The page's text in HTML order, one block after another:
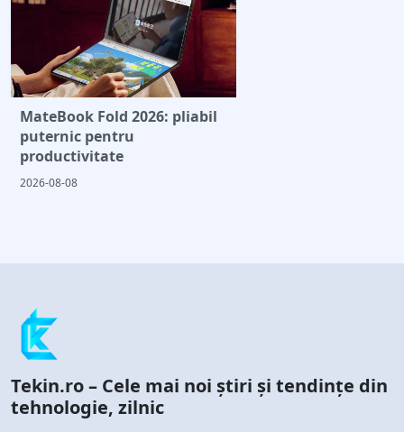
MateBook Fold 2026: pliabil
puternic pentru
productivitate
2026-08-08
Tekin.ro – Cele mai noi știri și tendințe din
tehnologie, zilnic